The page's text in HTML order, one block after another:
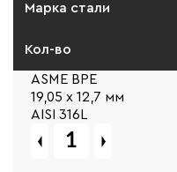
Марка стали
Кол-во
ASME BPE
19,05 х 12,7 мм
AISI 316L